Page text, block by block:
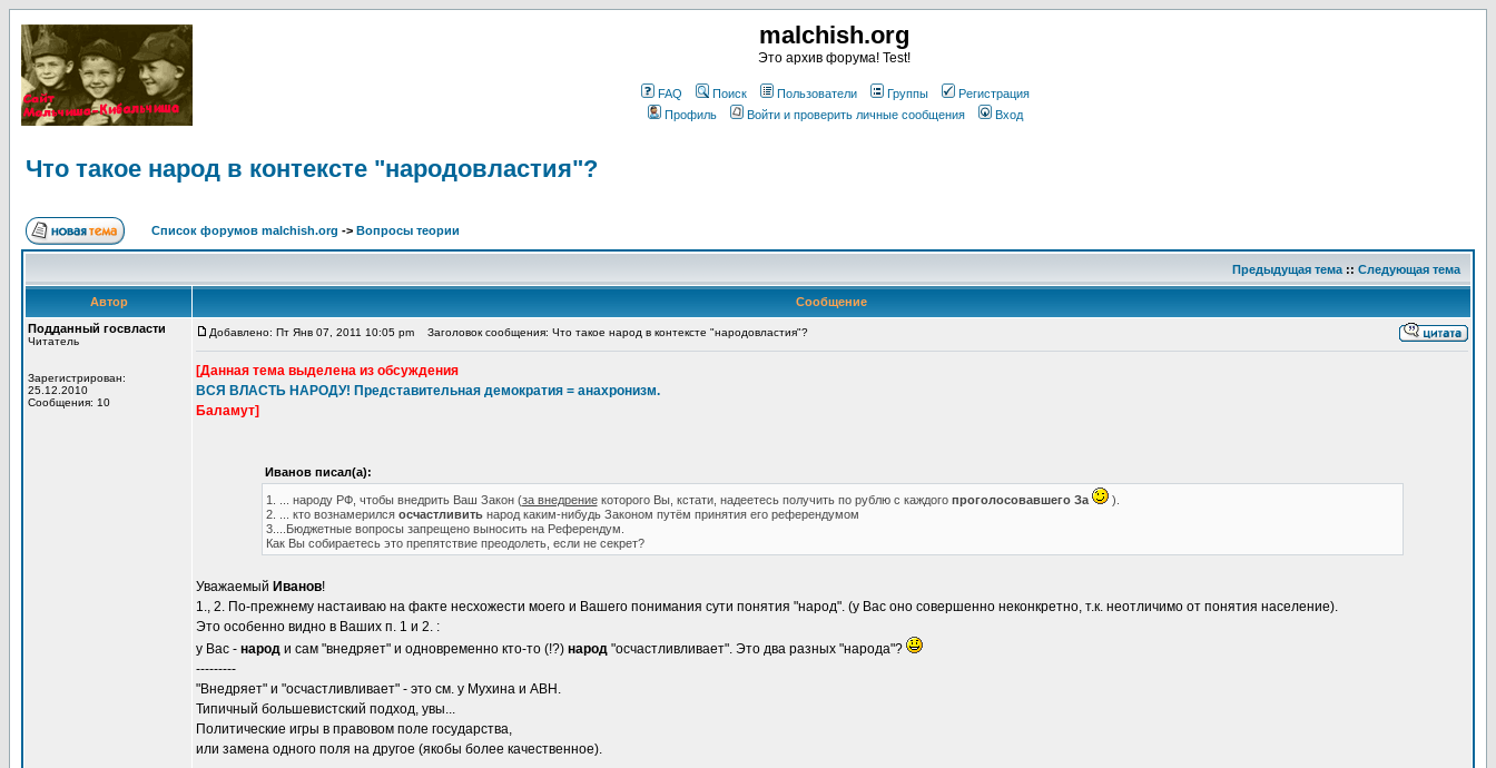
malchish.org
Это архив форума! Test!
FAQ Поиск Пользователи Группы
Регистрация
Профиль
Войти и проверить личные сообщения Вход
Что такое народ в контексте "народовластия"?
Список форумов malchish.org -> Вопросы теории
Предыдущая тема :: Следующая тема
Автор
Сообщение
Подданный госвласти
Читатель
Зарегистрирован:
25.12.2010
Сообщения: 10
Добавлено: Пт Янв 07, 2011 10:05 pm Заголовок сообщения: Что такое народ в контексте "народовластия"?
[Данная тема выделена из обсуждения
ВСЯ ВЛАСТЬ НАРОДУ! Представительная демократия = анахронизм.
Баламут]
Иванов писал(а):
1. ... народу РФ, чтобы внедрить Ваш Закон (за внедрениекоторого Вы, кстати, надеетесь получить по рублю с каждого проголосовавшего За
).
2. ... кто вознамерился осчастливитьнарод каким-нибудь Законом путём принятия его референдумом
3....Бюджетные вопросы запрещено выносить на Референдум.
Как Вы собираетесь это препятствие преодолеть, если не секрет?
Уважаемый Иванов!
1., 2. По-прежнему настаиваю на факте несхожести моего и Вашего понимания сути понятия "народ". (у Вас оно совершенно неконкретно, т.к. неотличимо от понятия население).
Это особенно видно в Ваших п. 1 и 2. :
у Вас - народ и сам "внедряет" и одновременно кто-то (!?) народ "осчастливливает". Это два разных "народа"?
---------
"Внедряет" и "осчастливливает" - это см. у Мухина и АВН.
Типичный большевистский подход, увы...
Политические игры в правовом поле государства,
или замена одного поля на другое (якобы более качественное).